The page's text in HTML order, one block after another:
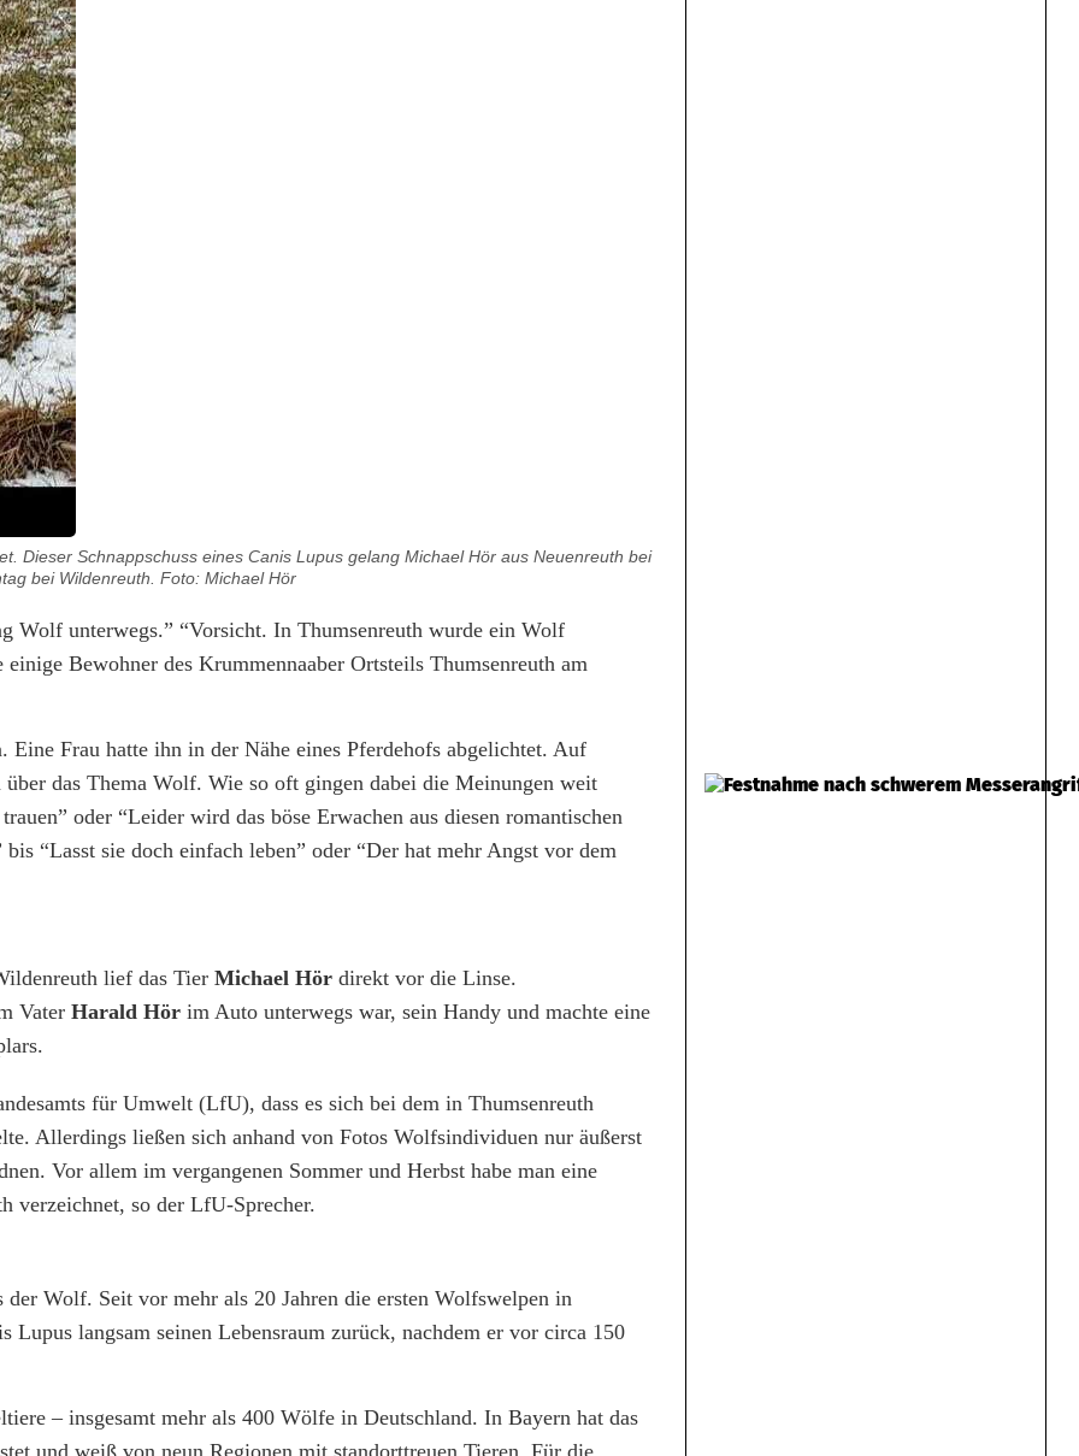
Dieser Schnappschuss eines Canis Lupus gelang Michael Hör aus Neuenreuth bei
bei Wildenreuth. Foto: Michael Hör
Wolf unterwegs.” “Vorsicht. In Thumsenreuth wurde ein Wolf
Bewohner des Krummennaaber Ortsteils Thumsenreuth am
Frau hatte ihn in der Nähe eines Pferdehofs abgelichtet. Auf
das Thema Wolf. Wie so oft gingen dabei die Meinungen weit
oder “Leider wird das böse Erwachen aus diesen romantischen
“Lasst sie doch einfach leben” oder “Der hat mehr Angst vor dem
lief das Tier Michael Hör direkt vor die Linse.
Vater Harald Hör im Auto unterwegs war, sein Handy und machte eine
für Umwelt (LfU), dass es sich bei dem in Thumsenreuth
Allerdings ließen sich anhand von Fotos Wolfsindividuen nur äußerst
Vor allem im vergangenen Sommer und Herbst habe man eine
verzeichnet, so der LfU-Sprecher.
Wolf. Seit vor mehr als 20 Jahren die ersten Wolfswelpen in
langsam seinen Lebensraum zurück, nachdem er vor circa 150
– insgesamt mehr als 400 Wölfe in Deutschland. In Bayern hat das
und weiß von neun Regionen mit standorttreuen Tieren. Für die